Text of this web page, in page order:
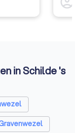
in Schilde 's